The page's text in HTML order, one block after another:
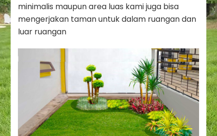
minimalis maupun area luas kami juga bisa
mengerjakan taman untuk dalam ruangan dan
luar ruangan